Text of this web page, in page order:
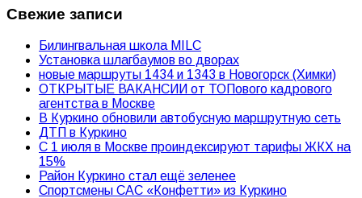
Свежие записи
Билингвальная школа MILC
Установка шлагбаумов во дворах
новые маршруты 1434 и 1343 в Новогорск (Химки)
ОТКРЫТЫЕ ВАКАНСИИ от ТОПового кадрового
агентства в Москве
В Куркино обновили автобусную маршрутную сеть
ДТП в Куркино
С 1 июля в Москве проиндексируют тарифы ЖКХ на
15%
Район Куркино стал ещё зеленее
Спортсмены САС «Конфетти» из Куркино